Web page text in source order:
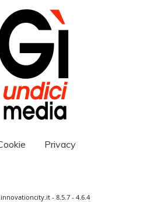
Privacy
- 8.5.7 - 4.6.4